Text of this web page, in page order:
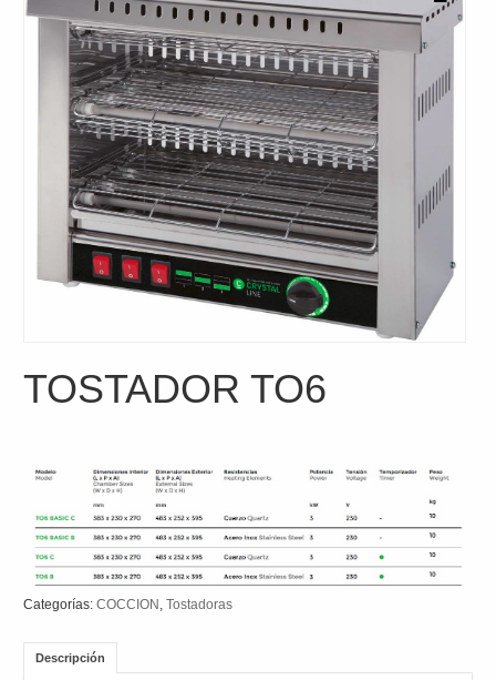
TOSTADOR TO6
Categorías:COCCION,Tostadoras
Descripción